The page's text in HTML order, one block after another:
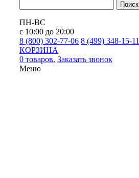
Поиск
ПН-ВС
с 10:00 до 20:00
8 (800) 302-77-06 8 (499) 348-15-11
КОРЗИНА
0 товаров. Заказать звонок
Меню